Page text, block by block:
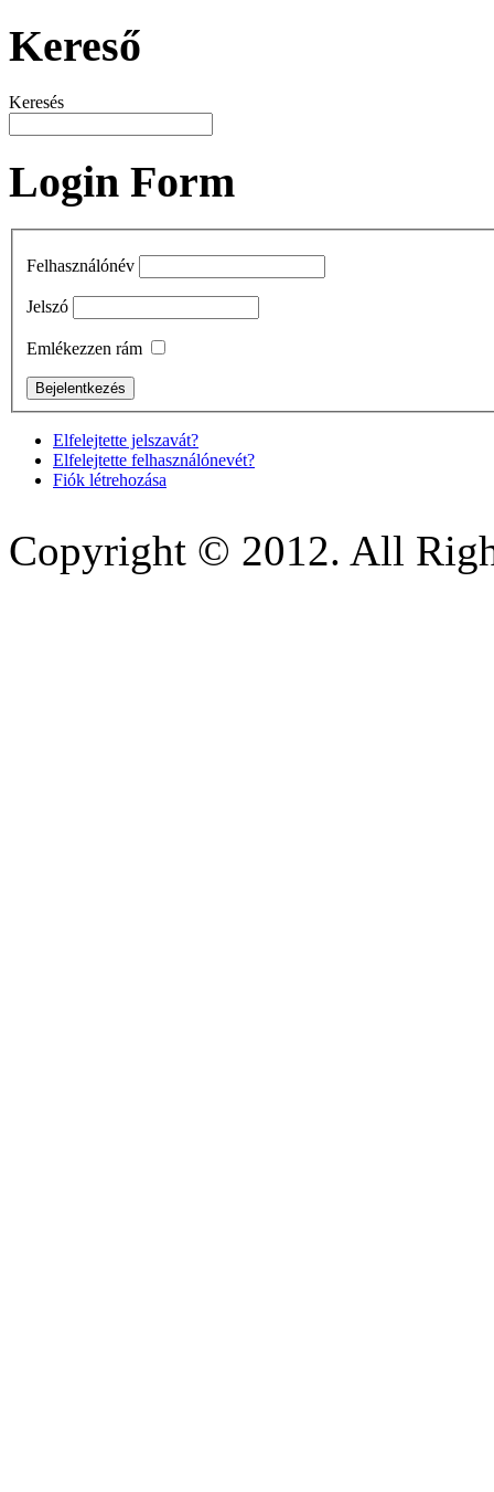
Kereső
Keresés
Login Form
Felhasználónév
Jelszó
Emlékezzen rám
Elfelejtette jelszavát?
Elfelejtette felhasználónevét?
Fiók létrehozása
Copyright © 2012. All